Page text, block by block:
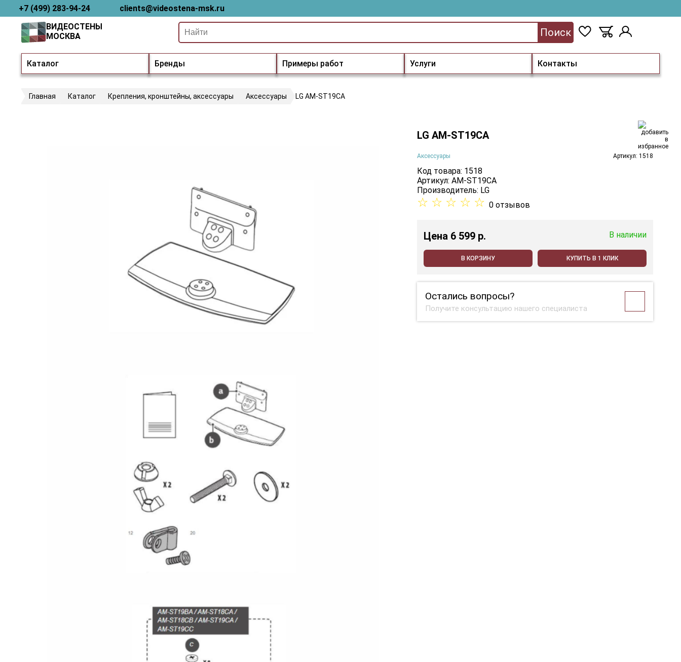
+7 (499) 283-94-24 clients@videostena-msk.ru
Каталог Бренды Примеры работ Услуги Контакты
ВИДЕОСТЕНЫ
МОСКВА
Поиск
Главная Каталог Крепления, кронштейны, аксессуары Аксессуары LG AM-ST19CA
LG AM-ST19CA
Аксессуары Артикул: 1518
Код товара: 1518
Артикул: AM-ST19CA
Производитель: LG
☆ ☆ ☆ ☆ ☆ 0 отзывов
Цена 6 599 p. В наличии
В КОРЗИНУ КУПИТЬ В 1 КЛИК
Остались вопросы?
Получите консультацию нашего специалиста